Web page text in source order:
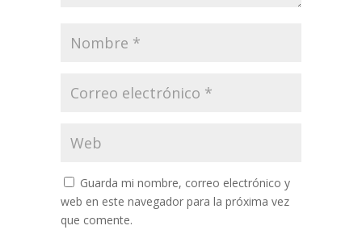
Guarda mi nombre, correo electrónico y
web en este navegador para la próxima vez
que comente.